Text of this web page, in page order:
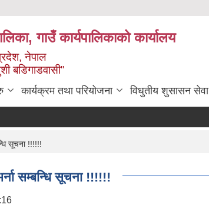
गाउँ कार्यपालिकाको कार्यालय
नेपाल
बडिगाडवासी"
कार्यक्रम तथा परियोजना विधुतीय शुसासन सेवा
सूचना !!!!!!
सम्बन्धि सूचना !!!!!!